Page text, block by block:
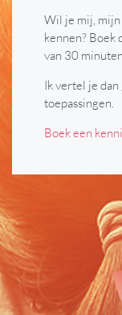
Wil je mij,
kennen? Boek
van 30
Ik vertel je
toepassingen.
Boek een